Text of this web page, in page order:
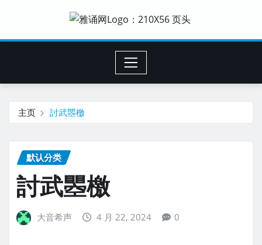
主页 討武瞾檄
默认分类
討武瞾檄
大音希声 4 月 22, 2024 0